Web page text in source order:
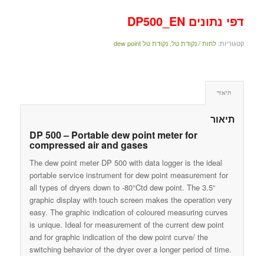
דפי נתונים DP500_EN
קטגוריות: לחות / נקודת טל, נקודת טל dew point
תיאור
תיאור
DP 500 – Portable dew point meter for
compressed air and gases
The dew point meter DP 500 with data logger is the ideal
portable service instrument for dew point measurement for
all types of dryers down to -80°Ctd dew point. The 3.5“
graphic display with touch screen makes the operation very
easy. The graphic indication of coloured measuring curves
is unique. Ideal for measurement of the current dew point
and for graphic indication of the dew point curve/ the
switching behavior of the dryer over a longer period of time.